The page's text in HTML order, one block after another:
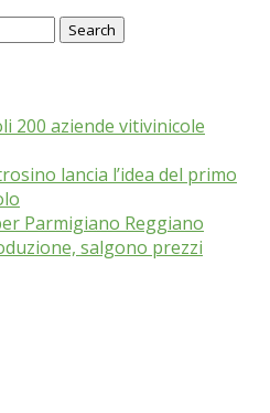
200 aziende vitivinicole
lancia l’idea del primo
Parmigiano Reggiano
salgono prezzi